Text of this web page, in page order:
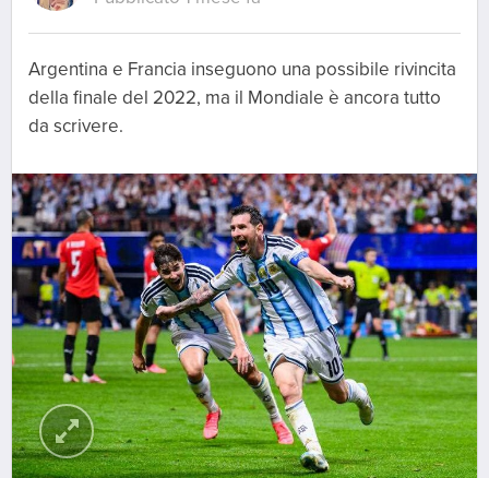
Argentina e Francia inseguono una possibile rivincita
della finale del 2022, ma il Mondiale è ancora tutto
da scrivere.